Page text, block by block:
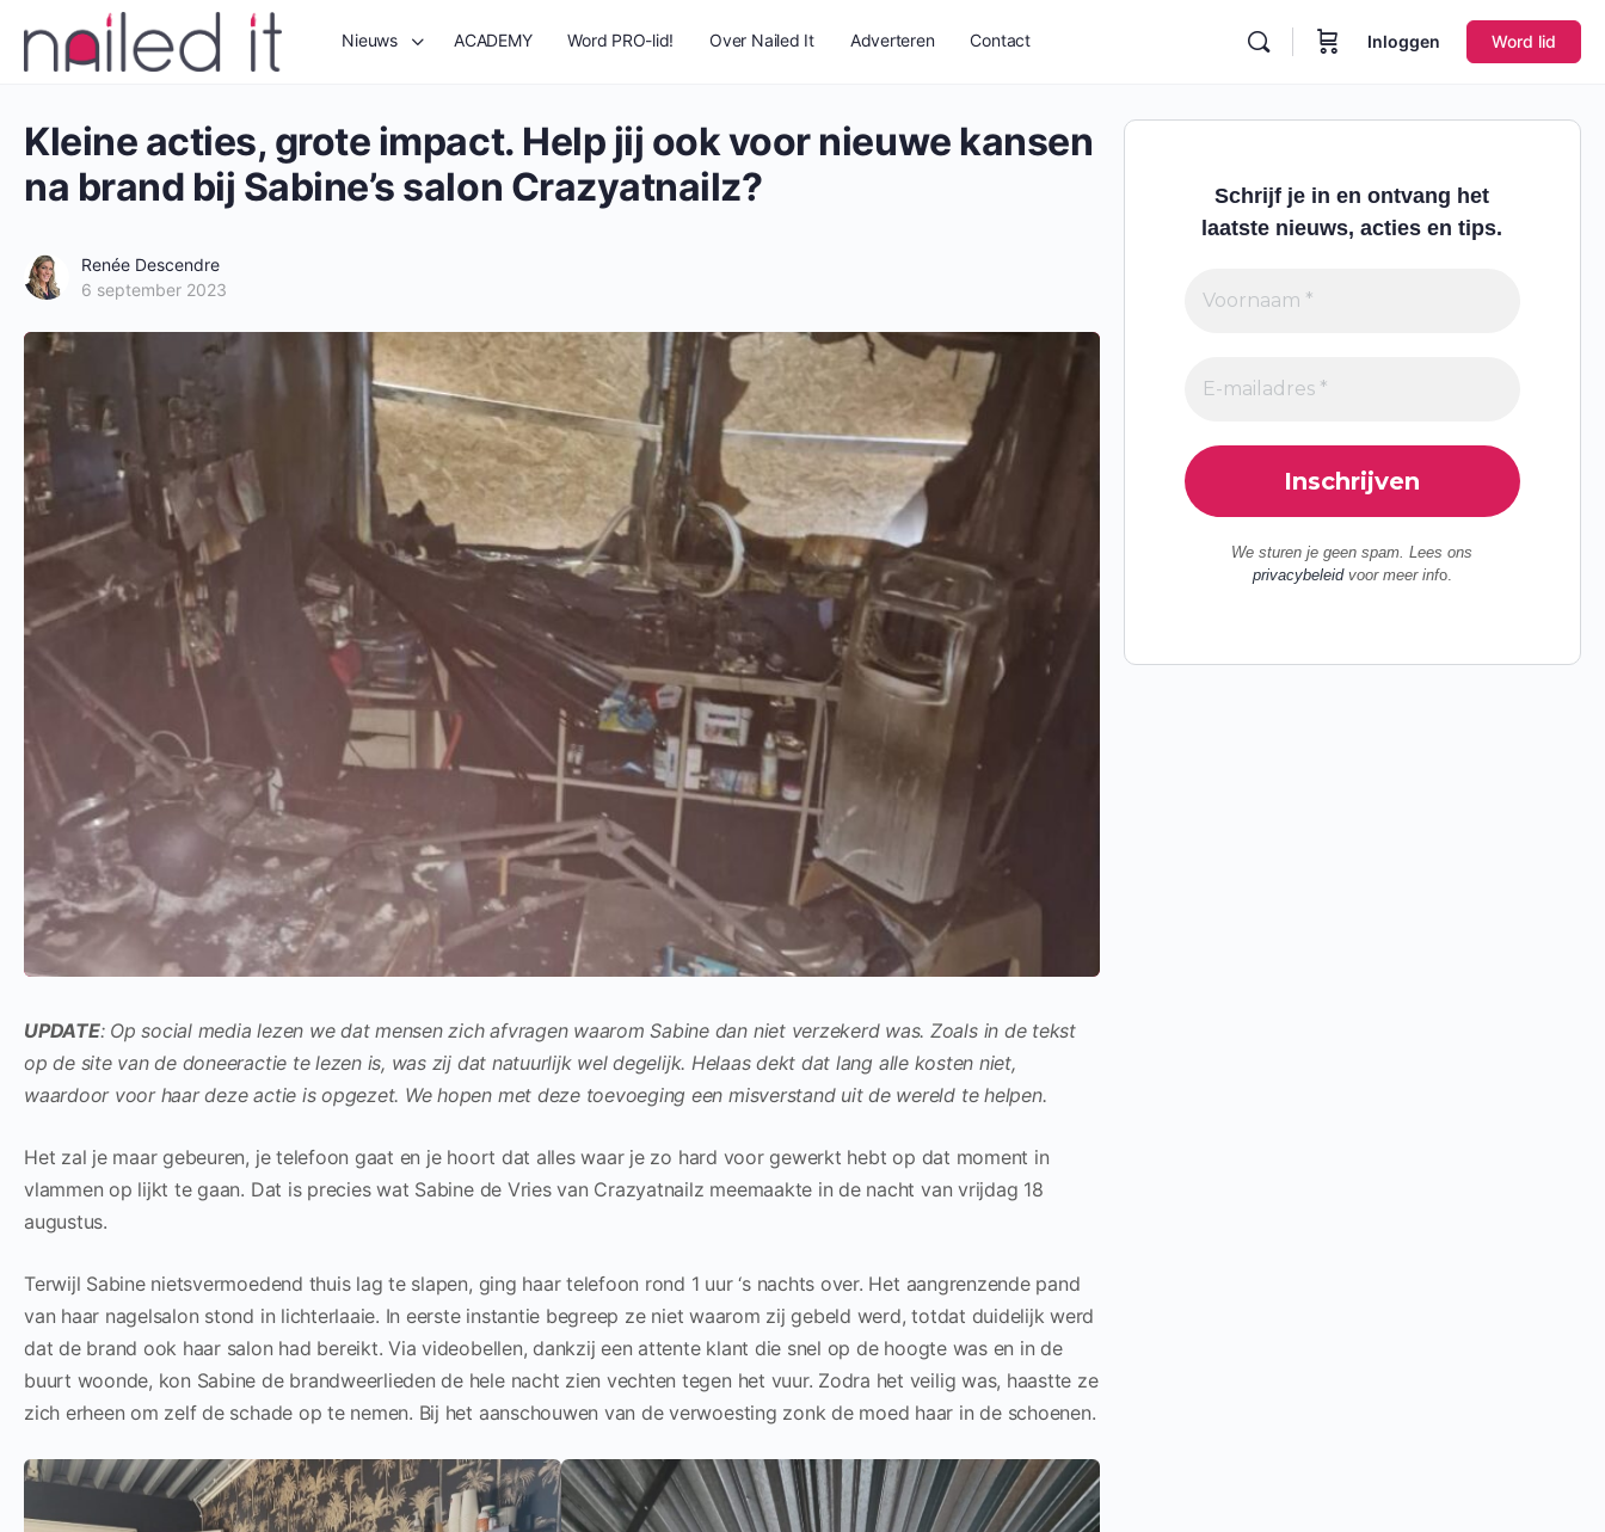
Nieuws ACADEMY Word PRO-lid! Over Nailed It Adverteren Contact Inloggen Word lid
Kleine acties, grote impact. Help jij ook voor nieuwe kansen
na brand bij Sabine’s salon Crazyatnailz?
Renée Descendre
6 september 2023
UPDATE: Op social media lezen we dat mensen zich afvragen waarom Sabine dan niet verzekerd was. Zoals in de tekst
op de site van de doneeractie te lezen is, was zij dat natuurlijk wel degelijk. Helaas dekt dat lang alle kosten niet,
waardoor voor haar deze actie is opgezet. We hopen met deze toevoeging een misverstand uit de wereld te helpen.
Het zal je maar gebeuren, je telefoon gaat en je hoort dat alles waar je zo hard voor gewerkt hebt op dat moment in
vlammen op lijkt te gaan. Dat is precies wat Sabine de Vries van Crazyatnailz meemaakte in de nacht van vrijdag 18
augustus.
Terwijl Sabine nietsvermoedend thuis lag te slapen, ging haar telefoon rond 1 uur ‘s nachts over. Het aangrenzende pand
van haar nagelsalon stond in lichterlaaie. In eerste instantie begreep ze niet waarom zij gebeld werd, totdat duidelijk werd
dat de brand ook haar salon had bereikt. Via videobellen, dankzij een attente klant die snel op de hoogte was en in de
buurt woonde, kon Sabine de brandweerlieden de hele nacht zien vechten tegen het vuur. Zodra het veilig was, haastte ze
zich erheen om zelf de schade op te nemen. Bij het aanschouwen van de verwoesting zonk de moed haar in de schoenen.
Schrijf je in en ontvang het
laatste nieuws, acties en tips.
We sturen je geen spam. Lees ons
privacybeleidvoor meer info.